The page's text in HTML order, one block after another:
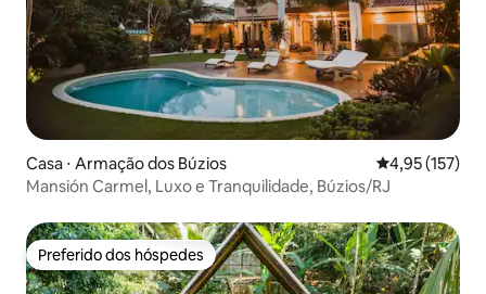
Casa ⋅ Armação dos Búzios 4,95 de uma
4,95 (157)
Mansión Carmel, Luxo e Tranquilidade, Búzios/RJ
Preferido dos hóspedes
Preferido dos hóspedes